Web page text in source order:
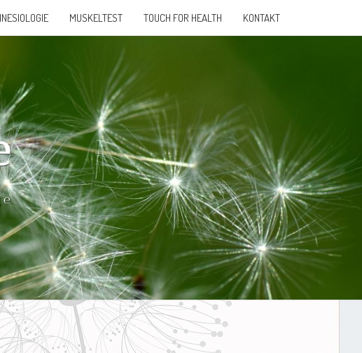
MUSKELTEST TOUCH FOR HEALTH KONTAKT